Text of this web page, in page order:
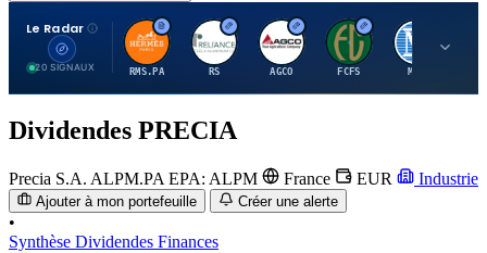
Le Radar
20 SIGNAUX
H
RMS.PA
R
RS
A
AGCO
F
FCFS
M
MCO
Dividendes PRECIA
Precia S.A. ALPM.PA EPA: ALPM France EUR Industrie
Ajouter à mon portefeuille Créer une alerte
•
Synthèse Dividendes Finances